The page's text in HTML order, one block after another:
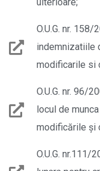
O.U.G. nr.
indemnizatiile
modificarile si
O.U.G. nr. 96/
locul de
modificările şi
O.U.G. nr.111/